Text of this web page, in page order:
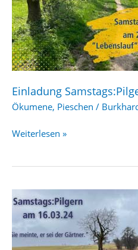
Einladung
Ökumene, Pieschen /
Einladung
Mai
2024
Weiterlesen »